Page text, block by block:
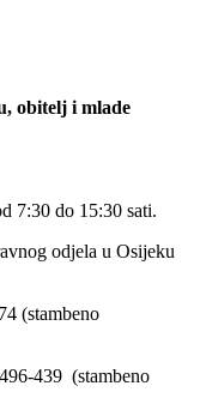
obitelj i mlade
7:30 do 15:30 sati.
odjela u Osijeku
(stambeno
439 (stambeno